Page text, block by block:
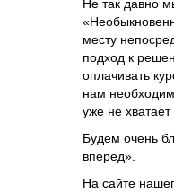
Не так давно
месту
подход к
оплачивать
нам
уже не хватает
Будем очень
вперед».
На сайте